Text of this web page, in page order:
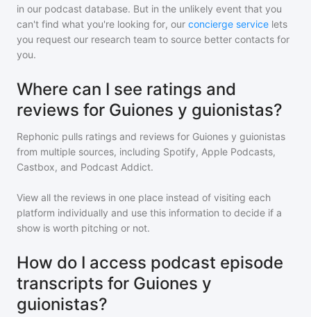
in our podcast database. But in the unlikely event that you
can't find what you're looking for, our concierge service lets
you request our research team to source better contacts for
you.
Where can I see ratings and
reviews for Guiones y guionistas?
Rephonic pulls ratings and reviews for Guiones y guionistas
from multiple sources, including Spotify, Apple Podcasts,
Castbox, and Podcast Addict.
View all the reviews in one place instead of visiting each
platform individually and use this information to decide if a
show is worth pitching or not.
How do I access podcast episode
transcripts for Guiones y
guionistas?